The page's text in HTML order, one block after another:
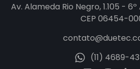
Av. Alameda Rio Negro, 1.105 -
CEP 06454-
(11) 4689-